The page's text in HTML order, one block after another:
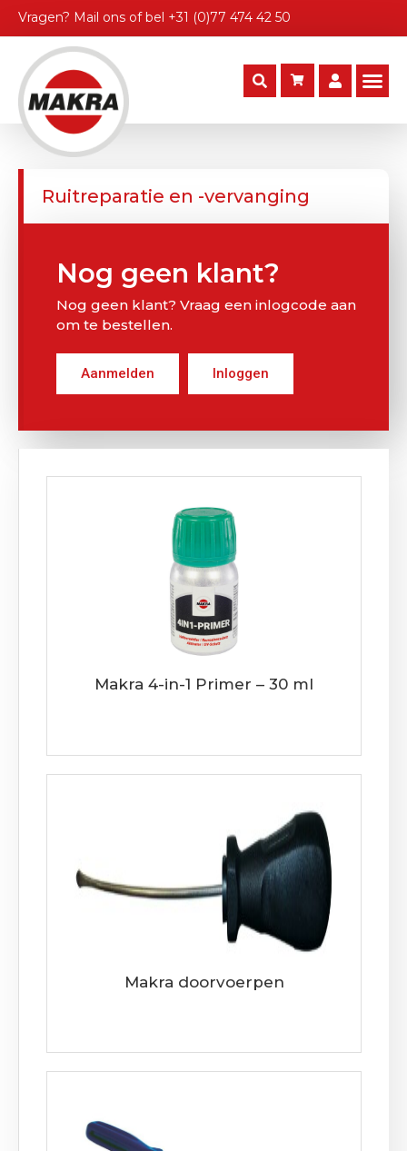
Vragen? Mail ons of bel +31 (0)77 474 42 50
Ruitreparatie en -vervanging
Nog geen klant?
Nog geen klant? Vraag een inlogcode aan
om te bestellen.
Aanmelden Inloggen
Makra 4-in-1 Primer – 30 ml
Makra doorvoerpen